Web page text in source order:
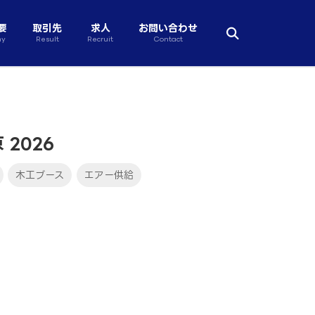
取引先
Result
求人
Recruit
お問い合わせ
Contact
2026
木工ブース エアー供給